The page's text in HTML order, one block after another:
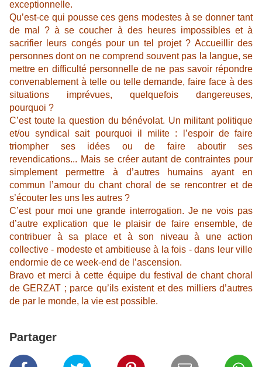
exceptionnelle.
Qu’est-ce qui pousse ces gens modestes à se donner tant
de mal ? à se coucher à des heures impossibles et à
sacrifier leurs congés pour un tel projet ? Accueillir des
personnes dont on ne comprend souvent pas la langue, se
mettre en difficulté personnelle de ne pas savoir répondre
convenablement à telle ou telle demande, faire face à des
situations imprévues, quelquefois dangereuses,
pourquoi ?
C’est toute la question du bénévolat. Un militant politique
et/ou syndical sait pourquoi il milite : l’espoir de faire
triompher ses idées ou de faire aboutir ses
revendications... Mais se créer autant de contraintes pour
simplement permettre à d’autres humains ayant en
commun l’amour du chant choral de se rencontrer et de
s’écouter les uns les autres ?
C’est pour moi une grande interrogation. Je ne vois pas
d’autre explication que le plaisir de faire ensemble, de
contribuer à sa place et à son niveau à une action
collective - modeste et ambitieuse à la fois - dans leur ville
endormie de ce week-end de l’ascension.
Bravo et merci à cette équipe du festival de chant choral
de GERZAT ; parce qu’ils existent et des milliers d’autres
de par le monde, la vie est possible.
Partager